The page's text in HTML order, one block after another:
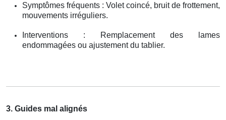
Symptômes fréquents : Volet coincé, bruit de frottement,
mouvements irréguliers.
Interventions : Remplacement des lames
endommagées ou ajustement du tablier.
3. Guides mal alignés